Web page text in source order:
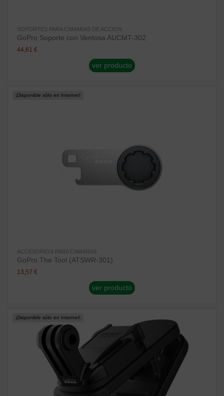
SOPORTES PARA CAMARAS DE ACCION
GoPro Soporte con Ventosa AUCMT-302
44,61 €
ver producto
¡Disponible sólo en Internet!
ACCESORIOS PARA CAMARAS
GoPro The Tool (ATSWR-301)
13,57 €
ver producto
¡Disponible sólo en Internet!